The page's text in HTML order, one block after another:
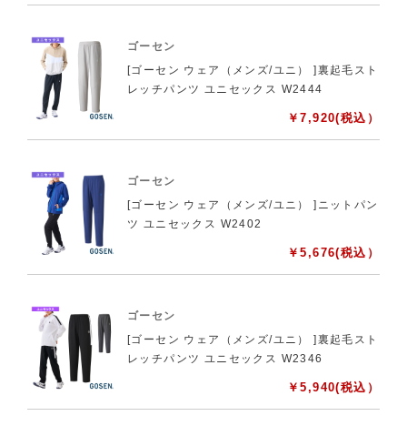
ゴーセン
[ゴーセン ウェア（メンズ/ユニ） ]裏起毛スト
レッチパンツ ユニセックス W2444
￥7,920(税込）
ゴーセン
[ゴーセン ウェア（メンズ/ユニ） ]ニットパン
ツ ユニセックス W2402
￥5,676(税込）
ゴーセン
[ゴーセン ウェア（メンズ/ユニ） ]裏起毛スト
レッチパンツ ユニセックス W2346
￥5,940(税込）